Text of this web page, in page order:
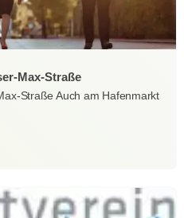
Max-Straße
Straße Auch am Hafenmarkt